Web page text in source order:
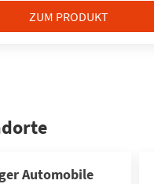
ZUM PRODUKT
Automobile